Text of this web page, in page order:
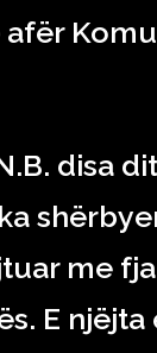
disa
me
E